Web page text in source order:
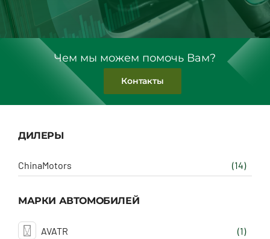
Чем мы можем помочь Вам?
Контакты
ДИЛЕРЫ
ChinaMotors (14)
МАРКИ АВТОМОБИЛЕЙ
AVATR (1)